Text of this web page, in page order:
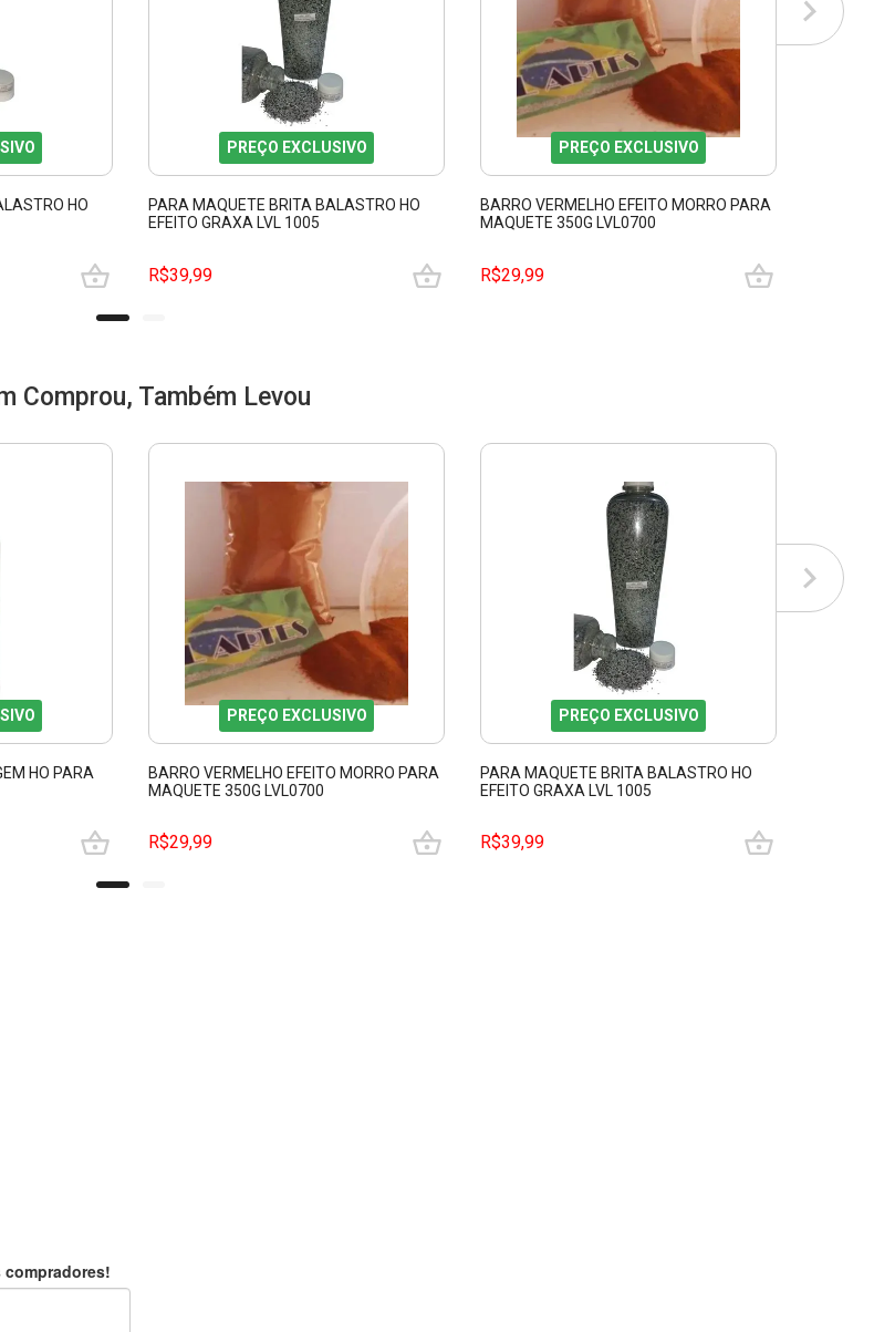
HO
PREÇO EXCLUSIVO
PARA MAQUETE BRITA BALASTRO HO
EFEITO GRAXA LVL 1005
R$39,99
PREÇO EXCLUSIVO
BARRO VERMELHO EFEITO MORRO PARA
MAQUETE 350G LVL0700
R$29,99
Comprou, Também Levou
HO PARA
PREÇO EXCLUSIVO
BARRO VERMELHO EFEITO MORRO PARA
MAQUETE 350G LVL0700
R$29,99
PREÇO EXCLUSIVO
PARA MAQUETE BRITA BALASTRO HO
EFEITO GRAXA LVL 1005
R$39,99